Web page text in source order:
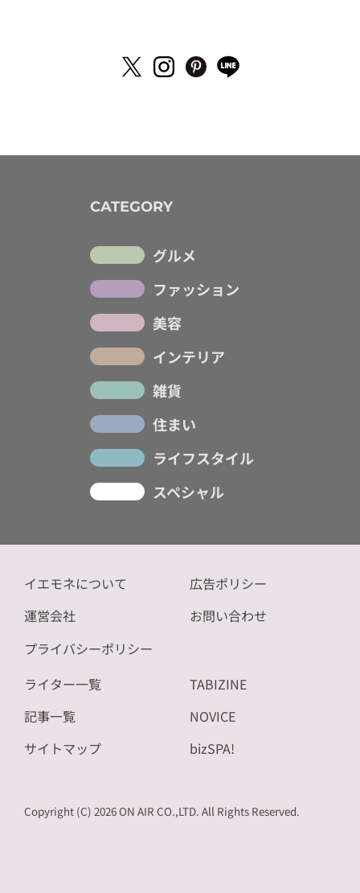
CATEGORY
グルメ
ファッション
美容
インテリア
雑貨
住まい
ライフスタイル
スペシャル
イエモネについて
運営会社
プライバシーポリシー
広告ポリシー
お問い合わせ
ライター一覧
記事一覧
サイトマップ
TABIZINE
NOVICE
bizSPA!
Copyright (C) 2026 ON AIR CO.,LTD. All Rights Reserved.